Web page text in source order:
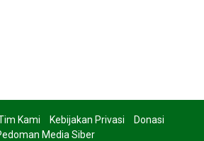
Kami Kebijakan Privasi
Donasi
Media Siber